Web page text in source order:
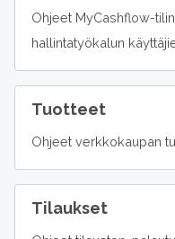
Ohjeet MyCashflow-
hallintatyökalun
Tuotteet
Ohjeet verkkokaupan
Tilaukset